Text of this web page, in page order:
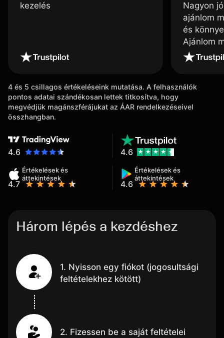
kezelés
Nagyon
ajánlom
és
Ajánlom
4 és 5 csillagos értékeléseink mutatása. A felhasználók
pontos adatai szándékosan lettek titkosítva, hogy
megvédjük magánszférájukat az ÁAR rendelkezéseivel
összhangban.
4.6
Értékelések és
áttekintések
4.7
Értékelések és
áttekintések
4.6
4.6
Három lépés a kezdéshez
1. Nyisson egy fiókot (jogosultsági
feltételekhez kötött)
2. Fizessen be a saját feltételei